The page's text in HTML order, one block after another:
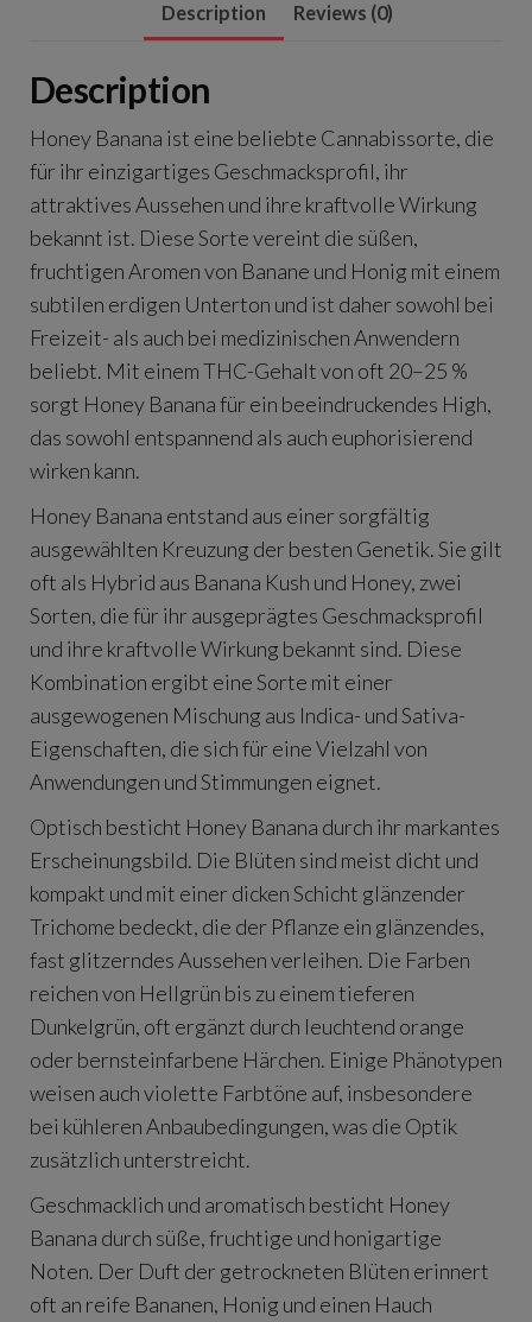
Description Reviews (0)
Description
Honey Banana ist eine beliebte Cannabissorte, die
für ihr einzigartiges Geschmacksprofil, ihr
attraktives Aussehen und ihre kraftvolle Wirkung
bekannt ist. Diese Sorte vereint die süßen,
fruchtigen Aromen von Banane und Honig mit einem
subtilen erdigen Unterton und ist daher sowohl bei
Freizeit- als auch bei medizinischen Anwendern
beliebt. Mit einem THC-Gehalt von oft 20–25 %
sorgt Honey Banana für ein beeindruckendes High,
das sowohl entspannend als auch euphorisierend
wirken kann.
Honey Banana entstand aus einer sorgfältig
ausgewählten Kreuzung der besten Genetik. Sie gilt
oft als Hybrid aus Banana Kush und Honey, zwei
Sorten, die für ihr ausgeprägtes Geschmacksprofil
und ihre kraftvolle Wirkung bekannt sind. Diese
Kombination ergibt eine Sorte mit einer
ausgewogenen Mischung aus Indica- und Sativa-
Eigenschaften, die sich für eine Vielzahl von
Anwendungen und Stimmungen eignet.
Optisch besticht Honey Banana durch ihr markantes
Erscheinungsbild. Die Blüten sind meist dicht und
kompakt und mit einer dicken Schicht glänzender
Trichome bedeckt, die der Pflanze ein glänzendes,
fast glitzerndes Aussehen verleihen. Die Farben
reichen von Hellgrün bis zu einem tieferen
Dunkelgrün, oft ergänzt durch leuchtend orange
oder bernsteinfarbene Härchen. Einige Phänotypen
weisen auch violette Farbtöne auf, insbesondere
bei kühleren Anbaubedingungen, was die Optik
zusätzlich unterstreicht.
Geschmacklich und aromatisch besticht Honey
Banana durch süße, fruchtige und honigartige
Noten. Der Duft der getrockneten Blüten erinnert
oft an reife Bananen, Honig und einen Hauch